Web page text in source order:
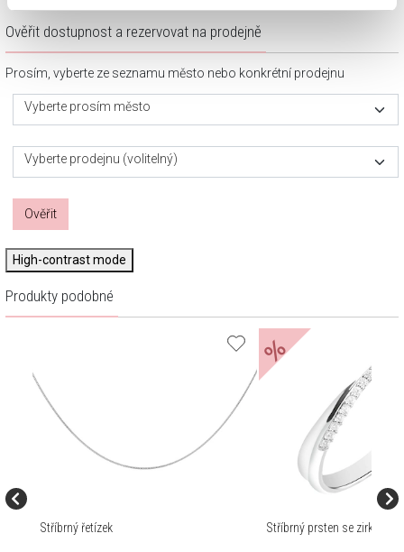
Ověřit dostupnost a rezervovat na prodejně
Prosím, vyberte ze seznamu město nebo konkrétní prodejnu
Vyberte prosím město
Vyberte prodejnu (volitelný)
Ověřit
High-contrast mode
Produkty podobné
Stříbrný řetízek
%
Stříbrný prsten se zirkony